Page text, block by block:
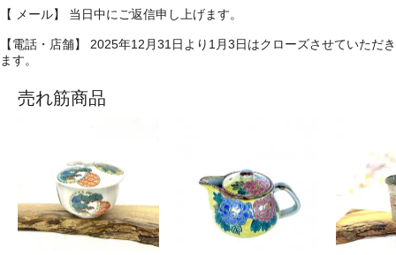
【 メール】 当日中にご返信申し上げます。
【電話・店舗】 2025年12月31日より1月3日はクローズさせていただき
ます。
売れ筋商品